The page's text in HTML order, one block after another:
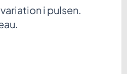
i pulsen.